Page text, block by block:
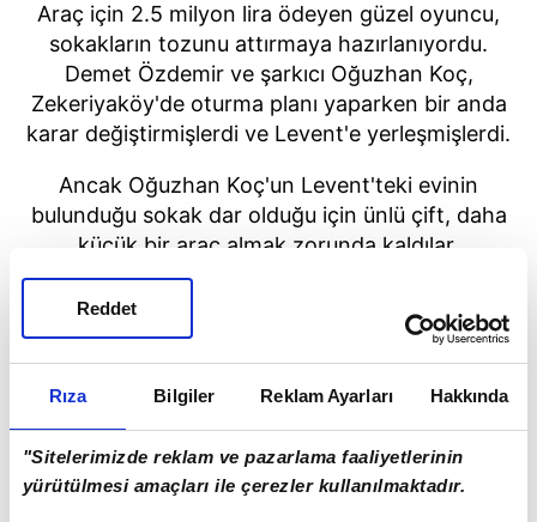
Rıza Bilgiler Reklam Ayarları Hakkında
"Sitelerimizde reklam ve pazarlama faaliyetlerinin
yürütülmesi amaçları ile çerezler kullanılmaktadır.
Reddet
Araç için 2.5 milyon lira ödeyen güzel oyuncu,
sokakların tozunu attırmaya hazırlanıyordu.
Demet Özdemir ve şarkıcı Oğuzhan Koç,
Zekeriyaköy'de oturma planı yaparken bir anda
karar değiştirmişlerdi ve Levent'e yerleşmişlerdi.
Ancak Oğuzhan Koç'un Levent'teki evinin
bulunduğu sokak dar olduğu için ünlü çift, daha
küçük bir araç almak zorunda kaldılar.